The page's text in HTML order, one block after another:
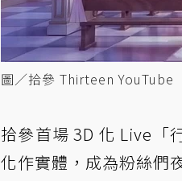
圖／拾參 Thirteen YouTube
拾參首場 3D 化 Live「
化作實體，成為粉絲們